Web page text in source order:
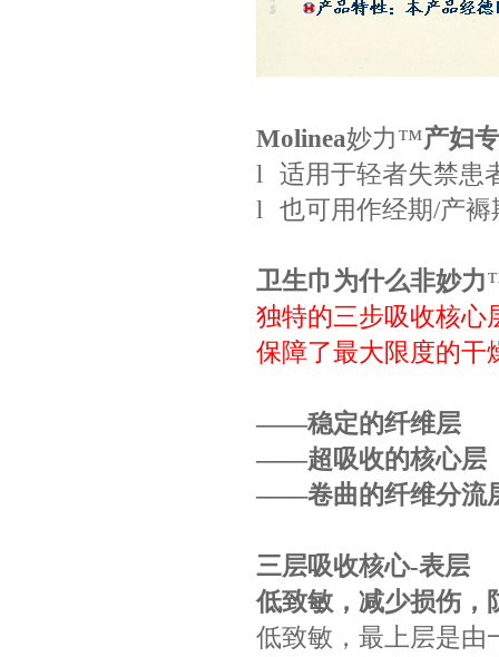
Molinea妙力™产妇
l
适用于轻者失禁患
l
也可用作经期/产褥
卫生巾为什么非妙力
独特的三步吸收核心
保障了最大限度的干
——稳定的纤维层
——超吸收的核心层
——卷曲的纤维分流
三层吸收核心-表层
低致敏，减少损伤，
低致敏，最上层是由